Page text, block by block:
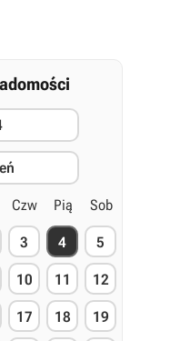
Czw Pią Sob
3 4 5
10 11 12
17 18 19